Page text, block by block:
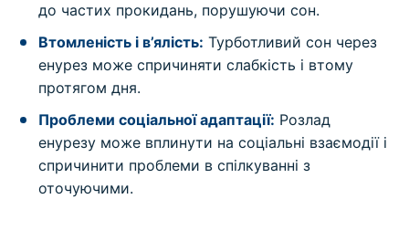
до частих прокидань, порушуючи сон.
Втомленість і в’ялість: Турботливий сон через
енурез може спричиняти слабкість і втому
протягом дня.
Проблеми соціальної адаптації: Розлад
енурезу може вплинути на соціальні взаємодії і
спричинити проблеми в спілкуванні з
оточуючими.